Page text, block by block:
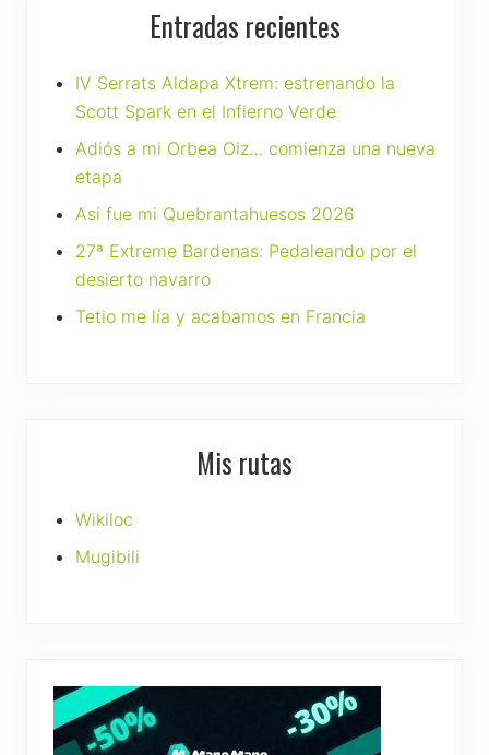
Entradas recientes
IV Serrats Aldapa Xtrem: estrenando la
Scott Spark en el Infierno Verde
Adiós a mi Orbea Oiz… comienza una nueva
etapa
Asi fue mi Quebrantahuesos 2026
27ª Extreme Bardenas: Pedaleando por el
desierto navarro
Tetio me lía y acabamos en Francia
Mis rutas
Wikiloc
Mugibili